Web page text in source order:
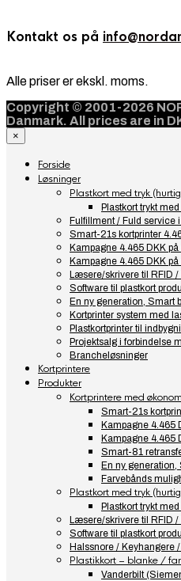
Kontakt os på
Alle priser er ekskl. moms.
Copyright © 2001-2026
Danmark. All prices are in
×
Forside
Løsninger
Plastkort med tryk
Plastkort trykt
Fulfillment / Fuld service
Smart-21s kortprinter
Kampagne 4.465 DKK
Kampagne 4.465 DKK
Læsere/skrivere til RFID /
Software til plastkort
En ny generation, Smart
Kortprinter system med
Plastkortprinter til
Projektsalg i forbindelse
Brancheløsninger
Kortprintere
Produkter
Kortprintere med
Smart-21s
Kampagne 4.465
Kampagne 4.465
Smart-81
En ny generation,
Farvebånds
Plastkort med tryk
Plastkort trykt
Læsere/skrivere til RFID /
Software til plastkort
Halssnore / Keyhangere
Plastikkort – blanke /
Vanderbilt